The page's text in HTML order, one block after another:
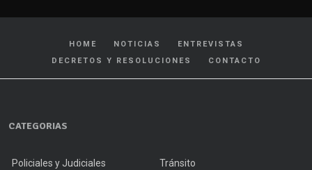
HOME NOTICIAS
ENTREVISTAS
DECRETOS Y RESOLUCIONES
CONTACTO
CATEGORIAS
Policiales y Judiciales Tránsito